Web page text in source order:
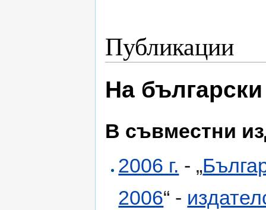
Публикации
На български
В съвместни
2006 г. - „
2006“ -